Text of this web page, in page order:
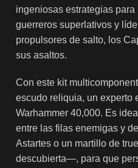
ingeniosas estrategias
guerreros superlativos y
propulsores de salto, los
sus asaltos.
Con este kit
escudo reliquia, un experto
Warhammer 40,000. Es
entre las filas enemigas y
Astartes o un martillo de
descubierta—, para que